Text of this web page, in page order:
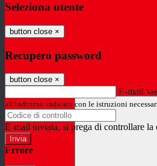
Seleziona utente
button close ×
Recupero password
button close ×
E-mail
all'indirizzo indicato con le istruzioni
E-mail inviata, si prega di controllare la
Errore